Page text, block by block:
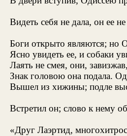
Видеть себя не дала, он ее
Боги открыто являются; но
Ясно увидеть ее, и собаки
Лаять не смея, они,
Знак головою она подала.
Вышел из хижины; подле
Встретил он; слово к нему
«Друг Лаэртид,